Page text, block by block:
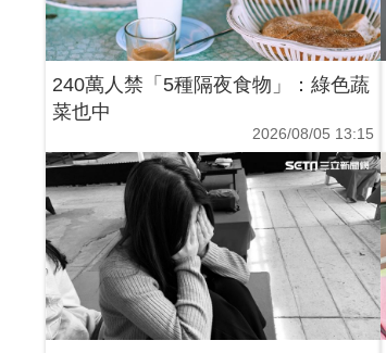
240萬人禁「5種隔夜食物」：綠色蔬
菜也中
2026/08/05 13:15